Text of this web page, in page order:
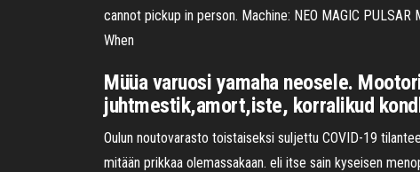
cannot pickup in person. Machine: NEO MAGIC PULSAR
When
Müüa varuosi yamaha neosele.
juhtmestik,amort,iste, korralikud
Oulun noutovarasto toistaiseksi suljettu COVID-19
mitään prikkaa olemassakaan. eli itse sain kyseisen